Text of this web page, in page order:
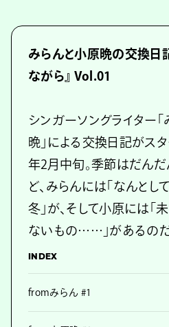
みらんと小原晩の交換日
ながら』 Vol.01
シンガーソングライター「
晩」による交換日記がス
年2月中旬。季節はだん
ど、みらんには「なんとし
冬」が、そして小原には「
ないもの……」があるのだ
INDEX
fromみらん #1